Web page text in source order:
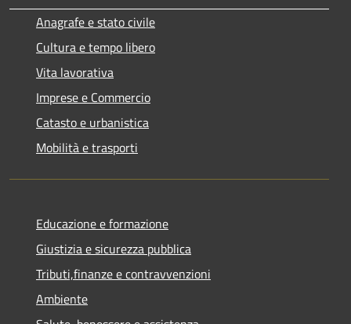
Anagrafe e stato civile
Cultura e tempo libero
Vita lavorativa
Imprese e Commercio
Catasto e urbanistica
Mobilità e trasporti
Educazione e formazione
Giustizia e sicurezza pubblica
Tributi,finanze e contravvenzioni
Ambiente